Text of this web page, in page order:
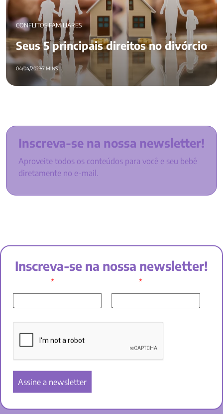
CONFLITOS FAMILIARES
Seus 5 principais direitos no divórcio
04/04/20237 MINS
Inscreva-se na nossa newsletter!
Aproveite todos os conteúdos para você e seu bebê
diretamente no e-mail.
Inscreva-se na nossa newsletter!
* *